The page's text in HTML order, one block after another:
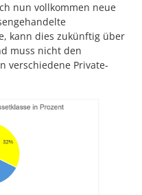
nun vollkommen neue
kann dies zukünftig über
muss nicht den
verschiedene Private-